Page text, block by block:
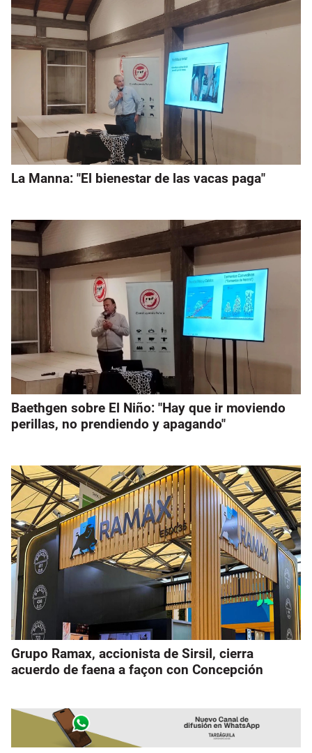
La Manna: "El bienestar de las vacas paga"
Baethgen sobre El Niño: "Hay que ir moviendo
perillas, no prendiendo y apagando"
Grupo Ramax, accionista de Sirsil, cierra
acuerdo de faena a façon con Concepción